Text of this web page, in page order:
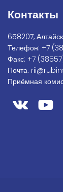
Контакты
658207,
Телефон: +7
Факс: +7
Почта:
Приёмная